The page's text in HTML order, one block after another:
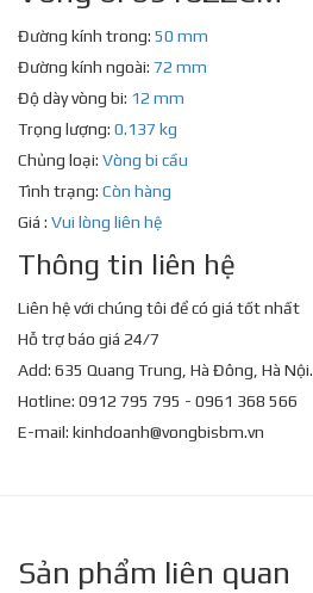
Đường kính trong: 50 mm
Đường kính ngoài: 72 mm
Độ dày vòng bi: 12 mm
Trọng lượng: 0.137 kg
Chủng loại: Vòng bi cầu
Tình trạng: Còn hàng
Giá : Vui lòng liên hệ
Thông tin liên hệ
Liên hệ với chúng tôi để có giá tốt nhất
Hỗ trợ báo giá 24/7
Add: 635 Quang Trung, Hà Đông, Hà Nội.
Hotline: 0912 795 795 - 0961 368 566
E-mail: kinhdoanh@vongbisbm.vn
Sản phẩm liên quan